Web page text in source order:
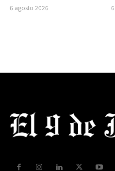
6 agosto 2026